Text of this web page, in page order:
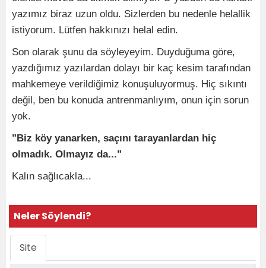
yazımız biraz uzun oldu. Sizlerden bu nedenle helallik
istiyorum. Lütfen hakkınızı helal edin.
Son olarak şunu da söyleyeyim. Duyduğuma göre,
yazdığımız yazılardan dolayı bir kaç kesim tarafından
mahkemeye verildiğimiz konuşuluyormuş. Hiç sıkıntı
değil, ben bu konuda antrenmanlıyım, onun için sorun
yok.
"Biz köy yanarken, saçını tarayanlardan hiç
olmadık. Olmayız da..."
Kalın sağlıcakla...
Neler Söylendi?
Site